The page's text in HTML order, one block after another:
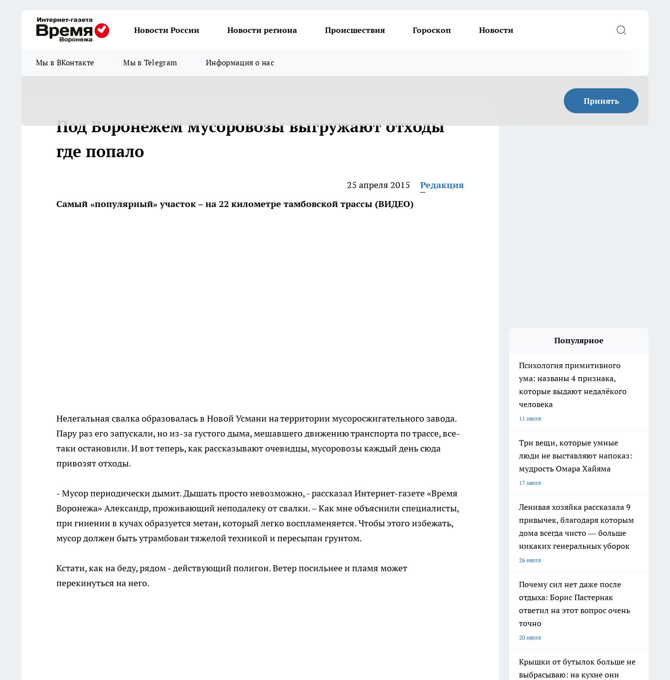
Новости России Новости региона Происшествия Гороскоп Новости
Мы в ВКонтакте Мы в Telegram Информация о нас
Принять
Под Воронежем мусоровозы выгружают отходы
где попало
25 апреля 2015
Редакция
Самый «популярный» участок – на 22 километре тамбовской трассы (ВИДЕО)
Нелегальная свалка образовалась в Новой Усмани на территории мусоросжигательного завода.
Пару раз его запускали, но из-за густого дыма, мешавшего движению транспорта по трассе, все-
таки остановили. И вот теперь, как рассказывают очевидцы, мусоровозы каждый день сюда
привозят отходы.
- Мусор периодически дымит. Дышать просто невозможно, - рассказал Интернет-газете «Время
Воронежа» Александр, проживающий неподалеку от свалки. – Как мне объяснили специалисты,
при гниении в кучах образуется метан, который легко воспламеняется. Чтобы этого избежать,
мусор должен быть утрамбован тяжелой техникой и пересыпан грунтом.
Кстати, как на беду, рядом - действующий полигон. Ветер посильнее и пламя может
перекинуться на него.
Популярное
Психология примитивного
ума: названы 4 признака,
которые выдают недалёкого
человека
11 июля
Три вещи, которые умные
люди не выставляют напоказ:
мудрость Омара Хайяма
17 июля
Ленивая хозяйка рассказала 9
привычек, благодаря которым
дома всегда чисто — больше
никаких генеральных уборок
26 июля
Почему сил нет даже после
отдыха: Борис Пастернак
ответил на этот вопрос очень
точно
20 июля
Крышки от бутылок больше не
выбрасываю: на кухне они